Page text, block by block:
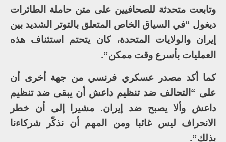
وتابعت متحدثة للصحافيين على متن حاملة الطائرات
ديغول “في السياق الخاص المتعلق بالتوتر الشديد بين
إيران والولايات المتحدة، كان يتحتم استئناف هذه
العمليات بأسرع وقت ممكن”.
كما أكد مصدر عسكري فرنسي من جهة أخرى أن
على “التحالف ضد تنظيم داعش أن يبقى ضد تنظيم
داعش وألا يصبح ضد إيران. مشيرا إلى أن خطر
الانحراف ليس غائبا ومن المهم أن نذكّر شركاءنا
بذلك”.